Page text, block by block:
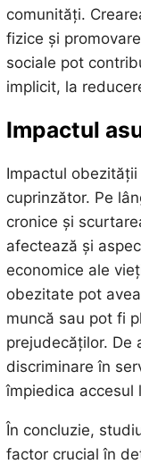
comunități.
fizice și
sociale pot
implicit, la
Impactul
Impactul
cuprinzător. Pe
cronice și
afectează și
economice ale
obezitate pot
muncă sau pot fi
prejudecăților. De
discriminare în
împiedica accesul
În concluzie,
factor crucial în